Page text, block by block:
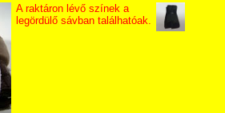
A raktáron lévő színek a
legördülő sávban találhatóak.